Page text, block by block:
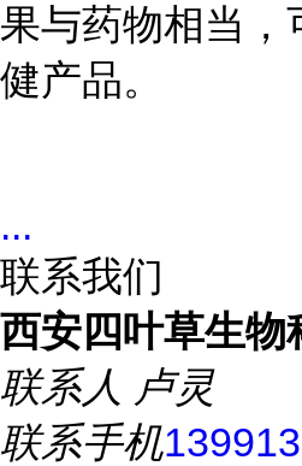
果与药物相当，
健产品。
...
联系我们
西安四叶草生物
联系人 卢灵
联系手机